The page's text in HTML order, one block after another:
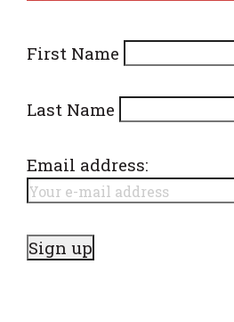
First Name
Last Name
Email address: